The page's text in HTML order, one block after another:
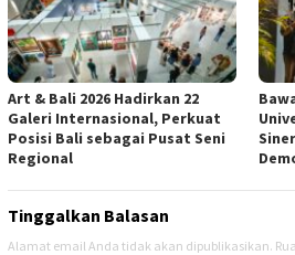
Art & Bali 2026 Hadirkan 22
Galeri Internasional, Perkuat
Posisi Bali sebagai Pusat Seni
Regional
Tinggalkan Balasan
Alamat email Anda tidak akan dipublikasikan.